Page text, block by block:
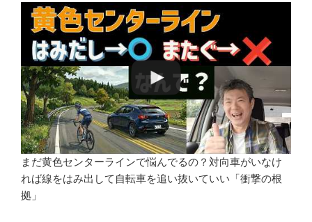
まだ黄色センターラインで悩んでるの？対向車がいなけ
れば線をはみ出して自転車を追い抜いていい「衝撃の根
拠」